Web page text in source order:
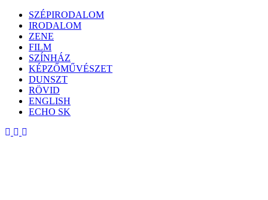
Skip
content
SZÉPIRODALOM
IRODALOM
ZENE
FILM
SZÍNHÁZ
KÉPZŐMŰVÉSZET
DUNSZT
RÖVID
ENGLISH
ECHO SK